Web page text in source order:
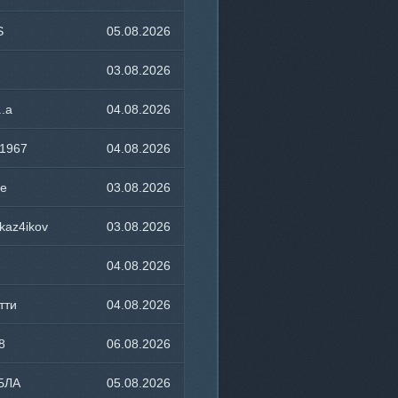
23:03
05.08.2026
17:03
03.08.2026
20:14
04.08.2026
01:32
04.08.2026
00:19
03.08.2026
11:39
03.08.2026
19:10
04.08.2026
21:25
04.08.2026
18:46
06.08.2026
12:50
05.08.2026